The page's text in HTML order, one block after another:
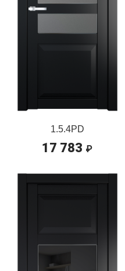
1.5.4PD
17 783 ₽